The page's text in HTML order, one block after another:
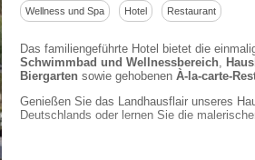
Wellness und Spa Hotel Restaurant
Das familiengeführte Hotel bietet die
Schwimmbad und Wellnessbereich,
Biergarten sowie gehobenen À-la-carte-
Genießen Sie das Landhausflair unseres
Deutschlands oder lernen Sie die